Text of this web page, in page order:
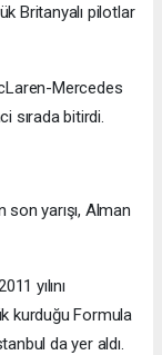
Britanyalı pilotlar
Mercedes
sırada bitirdi.
yarışı, Alman
yılını
kurduğu Formula
da yer aldı.